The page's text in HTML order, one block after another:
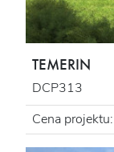
TEMERIN
DCP313
Cena projektu: